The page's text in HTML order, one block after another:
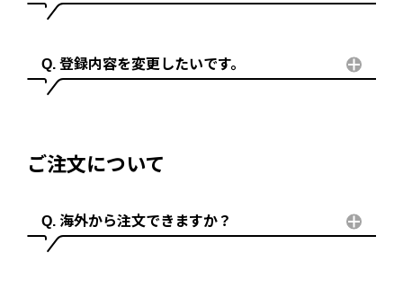
登録内容を変更したいです。
ご注文について
海外から注文できますか？